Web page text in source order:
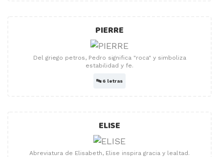
PIERRE
Del griego petros, Pedro significa "roca" y simboliza
estabilidad y fe.
🔤6 letras
ELISE
Abreviatura de Elisabeth, Elise inspira gracia y lealtad.